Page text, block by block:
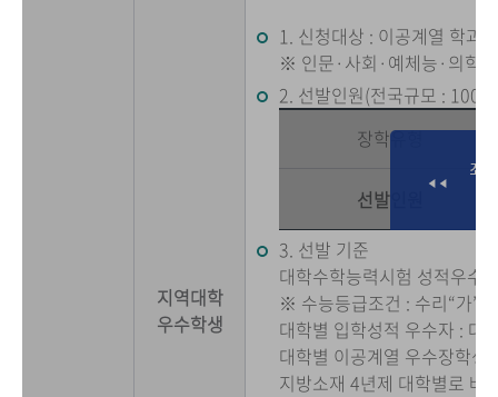
지역대학
우수학생
1. 신청대상 : 이공계열 학과
※ 인문·사회·예체능·의학
2. 선발인원(전국규모 : 1000
장학유형
선발인원
3. 선발 기준
대학수학능력시험 성적우수
※ 수능등급조건 : 수리“가”
대학별 입학성적 우수자 : 대
대학별 이공계열 우수장학생
지방소재 4년제 대학별로 배